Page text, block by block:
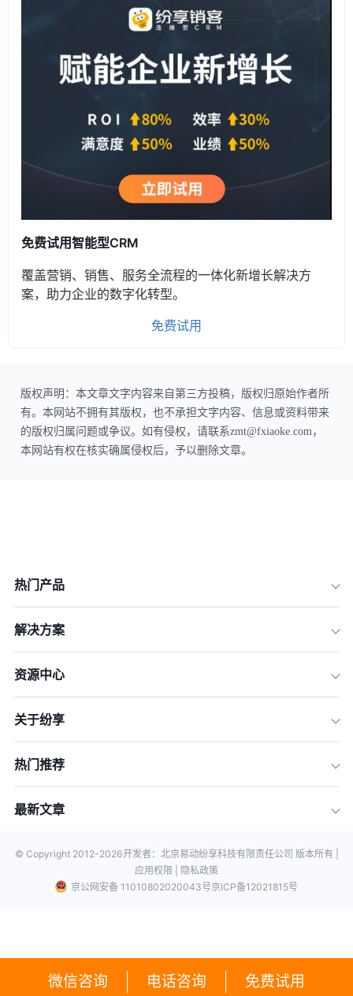
微信咨询 电话咨询 免费试用
免费试用智能型CRM
覆盖营销、销售、服务全流程的一体化新增长解决方
案，助力企业的数字化转型。
免费试用
版权声明：本文章文字内容来自第三方投稿，版权归原始作者所
有。本网站不拥有其版权，也不承担文字内容、信息或资料带来
的版权归属问题或争议。如有侵权，请联系zmt@fxiaoke.com，
本网站有权在核实确属侵权后，予以删除文章。
热门产品
解决方案
资源中心
关于纷享
热门推荐
最新文章
© Copyright 2012-2026开发者：北京易动纷享科技有限责任公司 版本所有 |
应用权限 |
隐私政策
京公网安备 11010802020043号京ICP备12021815号